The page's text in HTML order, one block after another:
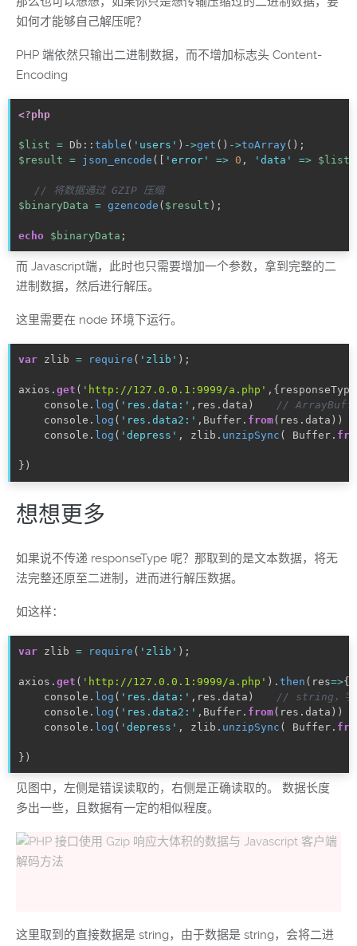
如何才能够自己解压呢？
PHP 端依然只输出二进制数据，而不增加标志头 Content-
Encoding
<?php
$list = Db : : table ( 'users' ) ->get ( ) ->toArray( ) ;
$result = json_encode ( 'error' => 0 , 'data' => $list
// 将数据通过 GZIP 压缩
$binaryData = gzencode ( $result ) ;
echo $binaryData ;
而 Javascript端，此时也只需要增加一个参数，拿到完整的二
进制数据，然后进行解压。
这里需要在 node 环境下运行。
var zlib = require ( 'zlib' ) ;
axios . get ( ' http://127.0.0.1:9999/a.php' , { responseType
console . log ( 'res.data:' , res . data )
//
console . log ( 'res.data2:' , Buffer . from( res . data ) )
console . log ( 'depress' , zlib . unzipSync ( Buffer .
} )
想想更多
如果说不传递 responseType 呢？那取到的是文本数据，将无
法完整还原至二进制，进而进行解压数据。
如这样：
var zlib = require ( 'zlib' ) ;
axios . get ( ' http://127.0.0.1:9999/a.php' ) . then ( res=>{
console . log ( 'res.data:' , res . data )
// string，字
console . log ( 'res.data2:' , Buffer . from( res . data ) )
console . log ( 'depress' , zlib . unzipSync ( Buffer .
} )
见图中，左侧是错误读取的，右侧是正确读取的。 数据长度
多出一些，且数据有一定的相似程度。
这里取到的直接数据是 string，由于数据是 string，会将二进